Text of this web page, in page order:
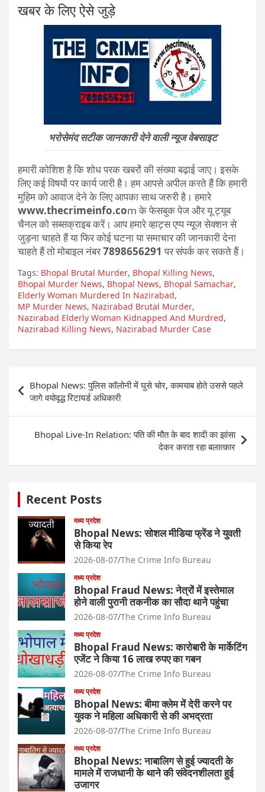
खबर के लिए ऐसे जुड़े
भरोसेमंद सटीक जानकारी देने वाली न्यूज वेबसाइट
हमारी कोशिश है कि शोध परक खबरों की संख्या बढ़ाई जाए। इसके
लिए कई विषयों पर कार्य जारी है। हम आपसे अपील करते हैं कि हमारी
मुहिम को आवाज देने के लिए आपका साथ जरुरी है। हमारे
www.thecrimeinfo.com के फेसबुक पेज और यू ट्यूब
चैनल को सब्सक्राइब करें। आप हमारे व्हाट्स एप्प न्यूज सेक्शन से
जुड़ना चाहते हैं या फिर कोई घटना या समाचार की जानकारी देना
चाहते हैं तो मोबाइल नंबर7898656291 पर संपर्क कर सकते हैं।
Tags: Bhopal Brutal Murder, Bhopal Killing News,
Bhopal Murder News, Bhopal News, Bhopal Samachar,
Elderly Woman Murdered In Nazirabad,
MP Murder News, Nazirabad Brutal Murder,
Nazirabad Elderly Woman Kidnapped And Murdred,
Nazirabad Killing News, Nazirabad Murder Case
navigation
Bhopal News: पुलिस कॉलोनी में घुसे चोर, कामयाब होते उससे पहले
जागे वयोवृद्ध रिटायर्ड अधिकारी
Bhopal Live-In Relation: पति की मौत के बाद शादी का झांसा
देकर करता रहा बलात्कार
Recent Posts
मध्य प्रदेश
Bhopal News: सोशल मीडिया फ्रेंड ने युवती
से किया रेप
2026-08-07 The Crime Info Bureau
मध्य प्रदेश
Bhopal Fraud News: नेत्रों में इस्तेमाल
होने वाली पुरानी तकनीक का सौदा थाने पहुंचा
2026-08-07 The Crime Info Bureau
मध्य प्रदेश
Bhopal Fraud News: कारोबारी के मार्केटिंग
एजेंट ने किया 16 लाख रुपए का गबन
2026-08-07 The Crime Info Bureau
मध्य प्रदेश
Bhopal News: बीमा क्लेम में देरी करने पर
युवक ने महिला अधिकारी से की अभद्रता
2026-08-07 The Crime Info Bureau
मध्य प्रदेश
Bhopal News: नाबालिग से हुई ज्यादती के
मामले में राजधानी के थाने की संवेदनशीलता हुई
उजागर